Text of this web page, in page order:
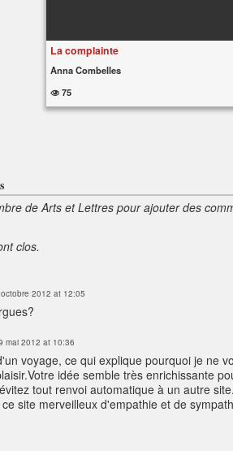
La complainte
Anna Combelles
75
de Arts et Lettres pour ajouter des
clos.
2012 at 12:05
mai 2012 at 10:36
voyage, ce qui explique pourquoi je ne
idée semble très enrichissante
tout renvoi automatique à un autre
site merveilleux d'empathie et de